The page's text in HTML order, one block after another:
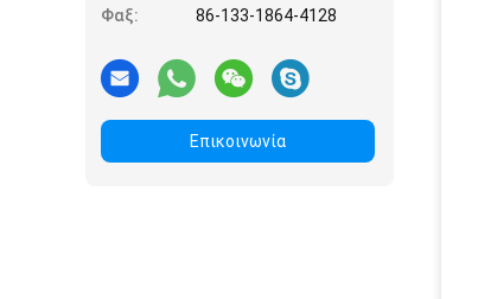
Φαξ:
86-133-1864-4128
Επικοινωνία